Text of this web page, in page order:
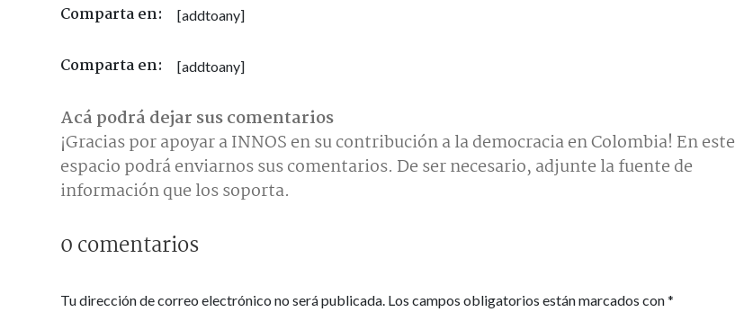
Comparta en: [addtoany]
Comparta en: [addtoany]
Acá podrá dejar sus comentarios
¡Gracias por apoyar a INNOS en su contribución a la democracia en Colombia! En este
espacio podrá enviarnos sus comentarios. De ser necesario, adjunte la fuente de
información que los soporta.
0 comentarios
Tu dirección de correo electrónico no será publicada. Los campos obligatorios están marcados con*